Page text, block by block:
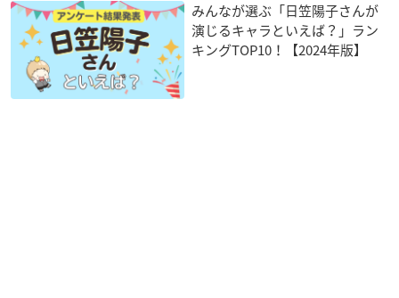
みんなが選ぶ「日笠陽子さんが
演じるキャラといえば？」ラン
キングTOP10！【2024年版】